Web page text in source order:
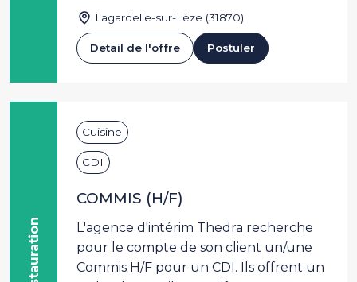
Lagardelle-sur-Lèze (31870)
Detail de l'offre Postuler
Restauration
Cuisine
CDI
COMMIS (H/F)
L'agence d'intérim Thedra recherche
pour le compte de son client un/une
Commis H/F pour un CDI. Ils offrent un